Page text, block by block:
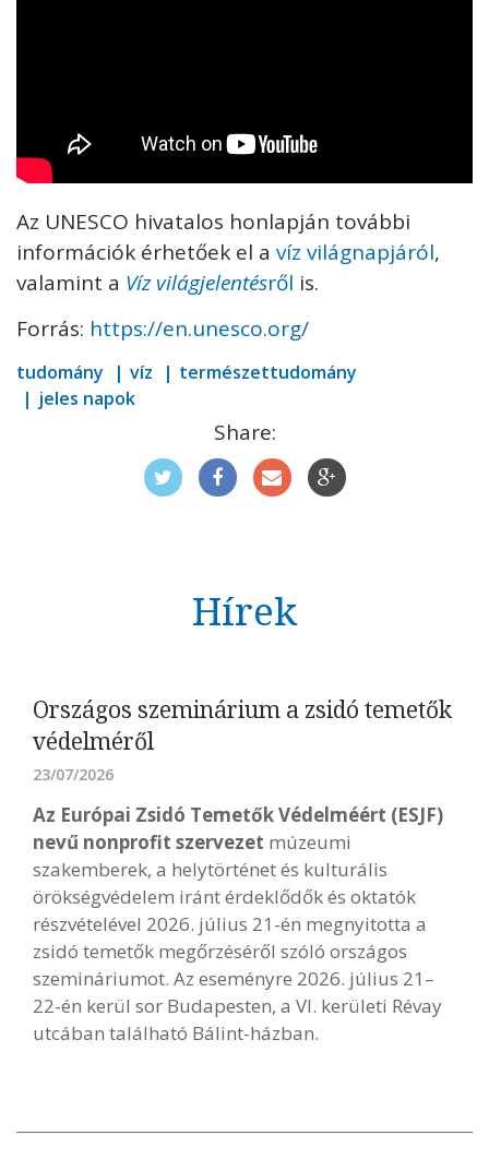
Az UNESCO hivatalos honlapján további
információk érhetőek el a víz világnapjáról,
valamint a Víz világjelentésről is.
Forrás: https://en.unesco.org/
tudomány víz
természettudomány
jeles napok
Share:
Hírek
Országos szeminárium a zsidó temetők
védelméről
23/07/2026
Az Európai Zsidó Temetők Védelméért (ESJF)
nevű nonprofit szervezet múzeumi
szakemberek, a helytörténet és kulturális
örökségvédelem iránt érdeklődők és oktatók
részvételével 2026. július 21-én megnyitotta a
zsidó temetők megőrzéséről szóló országos
szemináriumot. Az eseményre 2026. július 21–
22-én kerül sor Budapesten, a VI. kerületi Révay
utcában található Bálint-házban.